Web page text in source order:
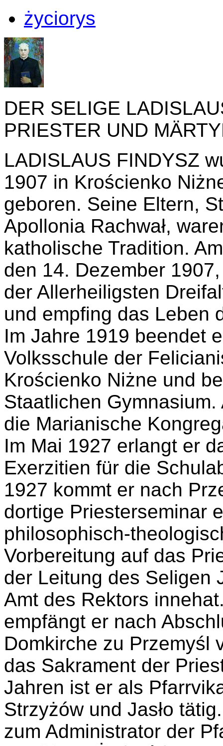
życiorys
DER SELIGE
PRIESTER UND
LADISLAUS FINDYSZ
1907 in Krościenko
geboren. Seine Eltern,
Apollonia Rachwał,
katholische Tradition.
den 14. Dezember
der Allerheiligsten
und empfing das Leben
Im Jahre 1919 beendet
Volksschule der
Krościenko Niżne und
Staatlichen
die Marianische
Im Mai 1927 erlangt er
Exerzitien für die
1927 kommt er nach
dortige Priesterseminar
philosophisch-
Vorbereitung auf das
der Leitung des Seligen
Amt des Rektors
empfängt er nach
Domkirche zu Przemyśl
das Sakrament der
Jahren ist er als
Strzyżów und Jasło
zum Administrator der